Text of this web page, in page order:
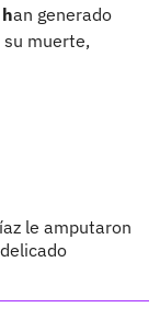
an generado
muerte,
le amputaron